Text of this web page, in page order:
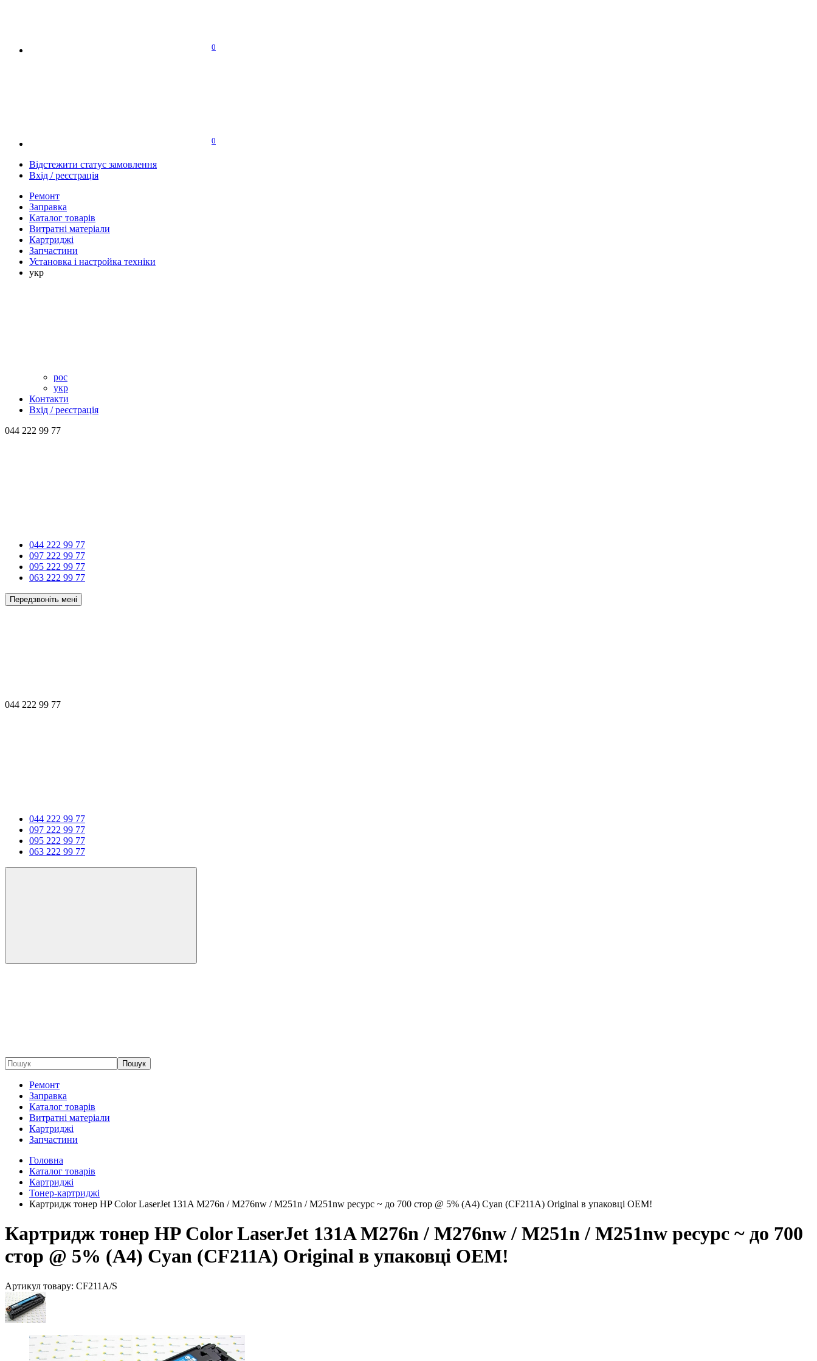
0
0
Відстежити статус замовлення
Вхід / реєстрація
Ремонт
Заправка
Каталог товарів
Витратні матеріали
Картриджі
Запчастини
Установка і настройка техніки
укр
рос
укр
Контакти
Вхід / реєстрація
044 222 99 77
044 222 99 77
097 222 99 77
095 222 99 77
063 222 99 77
Передзвоніть мені
044 222 99 77
044 222 99 77
097 222 99 77
095 222 99 77
063 222 99 77
Пошук
Ремонт
Заправка
Каталог товарів
Витратні матеріали
Картриджі
Запчастини
Головна
Каталог товарів
Картриджі
Тонер-картриджі
Картридж тонер HP Color LaserJet 131A M276n / M276nw / M251n / M251nw ресурс ~ до 700 стор @ 5% (A4) Cyan (CF211A) Original в упаковці OEM!
Картридж тонер HP Color LaserJet 131A M276n / M276nw / M251n / M251nw ресурс ~ до 700
стор @ 5% (A4) Cyan (CF211A) Original в упаковці OEM!
Артикул товару: CF211A/S